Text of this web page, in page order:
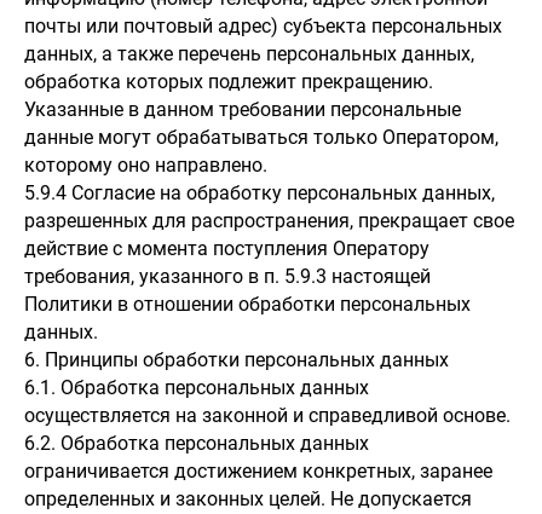
почты или почтовый адрес) субъекта персональных
данных, а также перечень персональных данных,
обработка которых подлежит прекращению.
Указанные в данном требовании персональные
данные могут обрабатываться только Оператором,
которому оно направлено.
5.9.4 Согласие на обработку персональных данных,
разрешенных для распространения, прекращает свое
действие с момента поступления Оператору
требования, указанного в п. 5.9.3 настоящей
Политики в отношении обработки персональных
данных.
6. Принципы обработки персональных данных
6.1. Обработка персональных данных
осуществляется на законной и справедливой основе.
6.2. Обработка персональных данных
ограничивается достижением конкретных, заранее
определенных и законных целей. Не допускается